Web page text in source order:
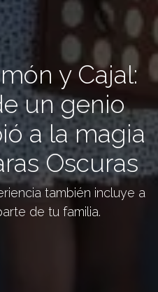
y Cajal:
un genio
a la magia
Oscuras
también incluye a
de tu familia.